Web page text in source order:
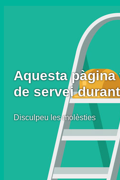
Aquesta
de servei
Disculpeu les molèsties